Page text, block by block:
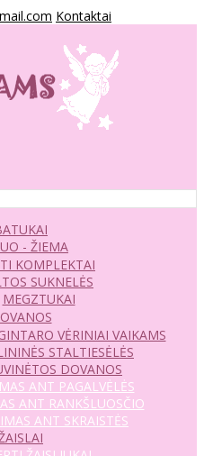
Kontaktai
- ŽIEMA
KOMPLEKTAI
SUKNELĖS
MEGZTUKAI
VĖRINIAI VAIKAMS
STALTIESĖLĖS
DOVANOS
ANT PAGALVĖLĖS
ANT RANKŠLUOSČIO
ANT SKRAISTĖS